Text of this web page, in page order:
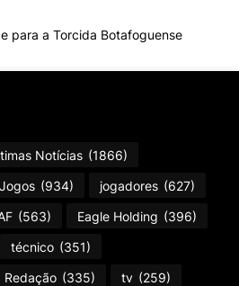
para a Torcida Botafoguense
Notícias (1866)
Jogos (934) jogadores (627)
(563) Eagle Holding (396)
técnico (351)
Redação (335) tv (259)